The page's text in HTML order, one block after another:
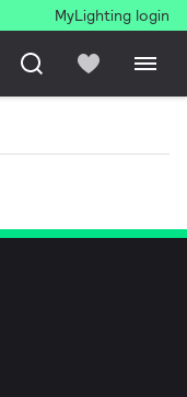
MyLighting login